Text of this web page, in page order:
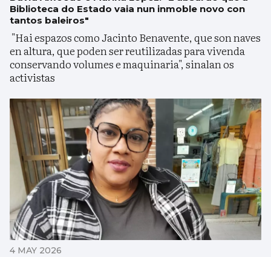
Biblioteca do Estado vaia nun inmoble novo con
tantos baleiros"
"Hai espazos como Jacinto Benavente, que son naves
en altura, que poden ser reutilizadas para vivenda
conservando volumes e maquinaria", sinalan os
activistas
4 MAY 2026